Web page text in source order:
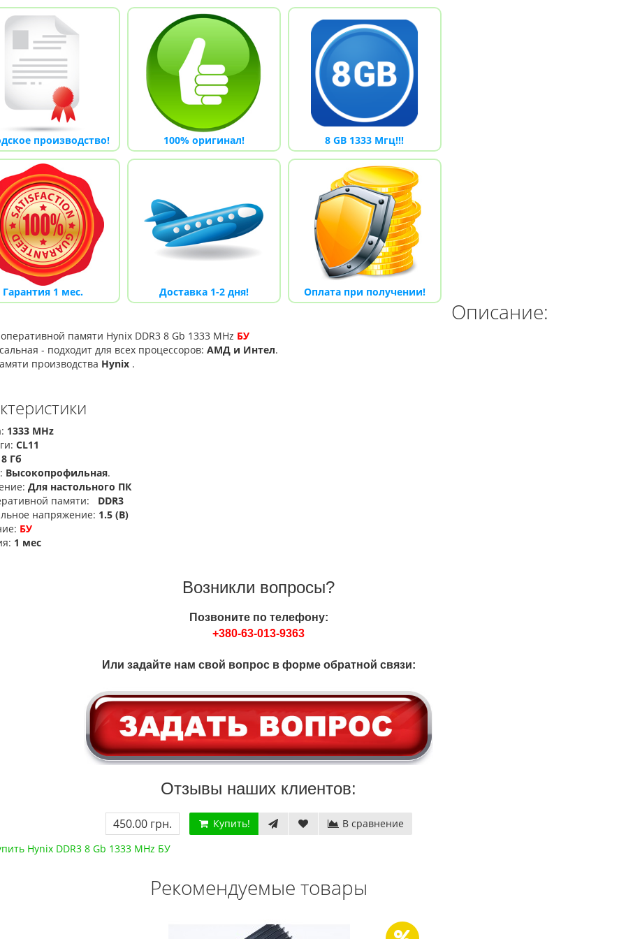
Драйв 2 (ОРИГИНАЛЬНОЕ
качество!)
1 250.00 грн.
Купить! В 1 клік
Код товара:
производство! 100% оригинал! 8 GB 1333 Мгц!!!
Гарантия 1 мес. Доставка 1-2 дня! Оплата при получении!
Описание:
памяти Hynix DDR3 8 Gb 1333 MHz БУ
- подходит для всех процессоров: АМД и Интел.
производства Hynix .
1333 MHz
CL11
8 Гб
Высокопрофильная.
Для настольного ПК
памяти:
DDR3
напряжение: 1.5 (В)
БУ
1 мес
Возникли вопросы?
Позвоните по телефону:
+380-63-013-9363
Или задайте нам свой вопрос в форме обратной связи:
Отзывы наших клиентов:
450.00 грн. Купить!
В сравнение
Hynix DDR3 8 Gb 1333 MHz БУ
Рекомендуемые товары